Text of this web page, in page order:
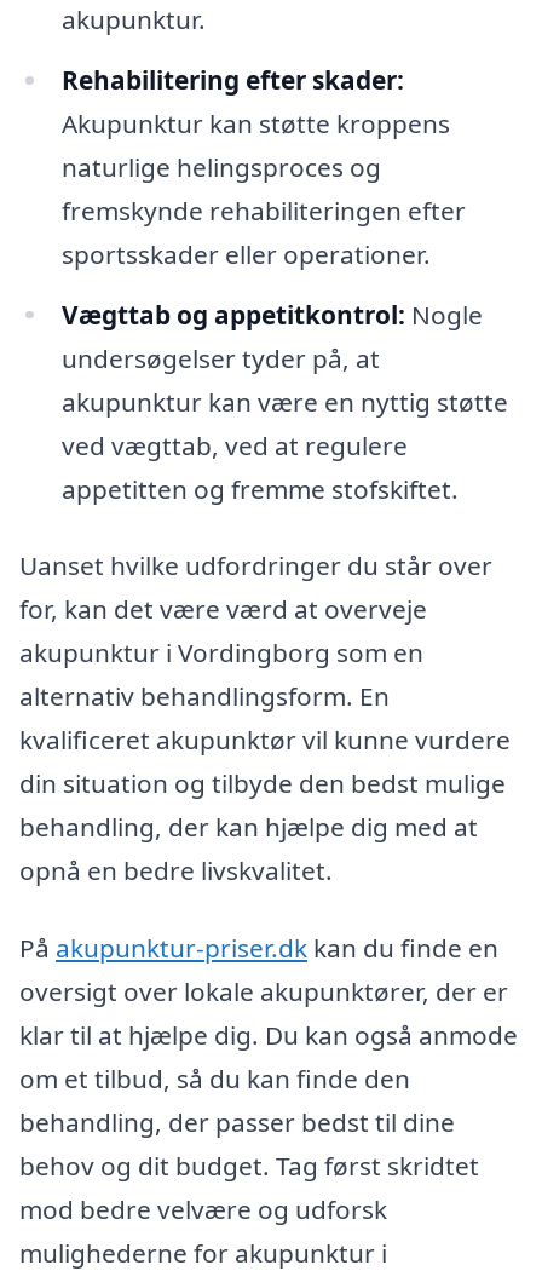
akupunktur.
Rehabilitering efter skader:
Akupunktur kan støtte kroppens
naturlige helingsproces og
fremskynde rehabiliteringen efter
sportsskader eller operationer.
Vægttab og appetitkontrol: Nogle
undersøgelser tyder på, at
akupunktur kan være en nyttig støtte
ved vægttab, ved at regulere
appetitten og fremme stofskiftet.
Uanset hvilke udfordringer du står over
for, kan det være værd at overveje
akupunktur i Vordingborg som en
alternativ behandlingsform. En
kvalificeret akupunktør vil kunne vurdere
din situation og tilbyde den bedst mulige
behandling, der kan hjælpe dig med at
opnå en bedre livskvalitet.
På akupunktur-priser.dk kan du finde en
oversigt over lokale akupunktører, der er
klar til at hjælpe dig. Du kan også anmode
om et tilbud, så du kan finde den
behandling, der passer bedst til dine
behov og dit budget. Tag først skridtet
mod bedre velvære og udforsk
mulighederne for akupunktur i